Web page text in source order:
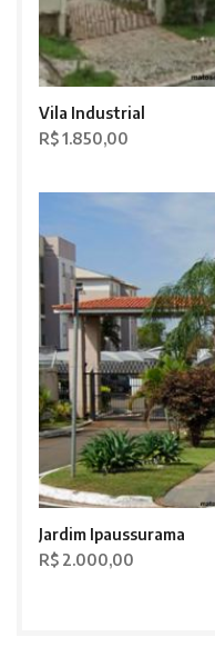
Vila Industrial
R$ 1.850,00
Jardim Ipaussurama
R$ 2.000,00